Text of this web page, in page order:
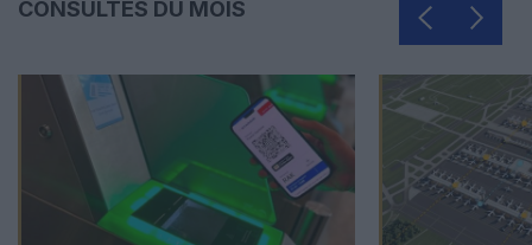
CONSULTÉS DU MOIS